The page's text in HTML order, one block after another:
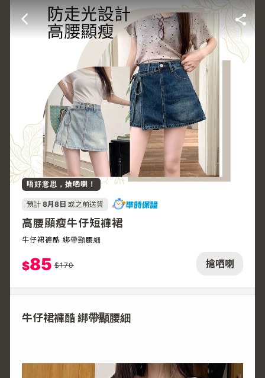
搶哂喇
唔好意思，搶哂喇！
預計 8月8日 或之前送貨
高腰顯瘦牛仔短褲裙
牛仔裙褲酷 綁帶顯腰細
$85 $170
牛仔裙褲酷 綁帶顯腰細